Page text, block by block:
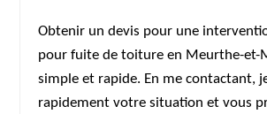
Obtenir un devis pour une
pour fuite de toiture en Meurthe-et-
simple et rapide. En me contactant,
rapidement votre situation et vous